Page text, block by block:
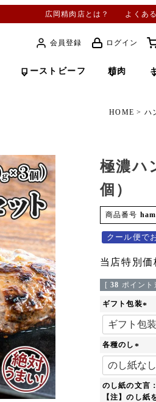
広岡精肉店とは？ よくあ
会員登録 ログイン
ローストビーフ 精肉
HOME ハ
極濃ハ
個）
商品番号
クール便で
当店特別価
[ 38 ポイント
ギフト包装
必
各種のし
(
必
須
)
のし紙の文言
【注】のし紙